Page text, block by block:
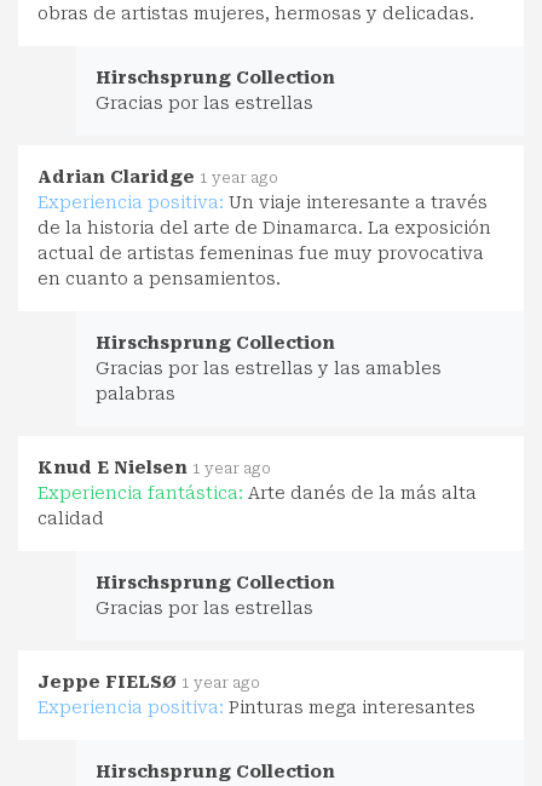
obras de artistas mujeres, hermosas y delicadas.
Hirschsprung Collection
Gracias por las estrellas
Adrian Claridge 1 year ago
Experiencia positiva: Un viaje interesante a través
de la historia del arte de Dinamarca. La exposición
actual de artistas femeninas fue muy provocativa
en cuanto a pensamientos.
Hirschsprung Collection
Gracias por las estrellas y las amables
palabras
Knud E Nielsen 1 year ago
Experiencia fantástica: Arte danés de la más alta
calidad
Hirschsprung Collection
Gracias por las estrellas
Jeppe FIELSØ 1 year ago
Experiencia positiva: Pinturas mega interesantes
Hirschsprung Collection